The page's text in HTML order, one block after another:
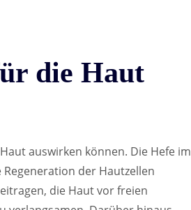
die Haut
auswirken können. Die Hefe im
der Hautzellen
die Haut vor freien